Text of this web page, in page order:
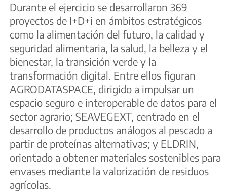
Durante el ejercicio se desarrollaron 369
proyectos de I+D+i en ámbitos estratégicos
como la alimentación del futuro, la calidad y
seguridad alimentaria, la salud, la belleza y el
bienestar, la transición verde y la
transformación digital. Entre ellos figuran
AGRODATASPACE, dirigido a impulsar un
espacio seguro e interoperable de datos para el
sector agrario; SEAVEGEXT, centrado en el
desarrollo de productos análogos al pescado a
partir de proteínas alternativas; y ELDRIN,
orientado a obtener materiales sostenibles para
envases mediante la valorización de residuos
agrícolas.